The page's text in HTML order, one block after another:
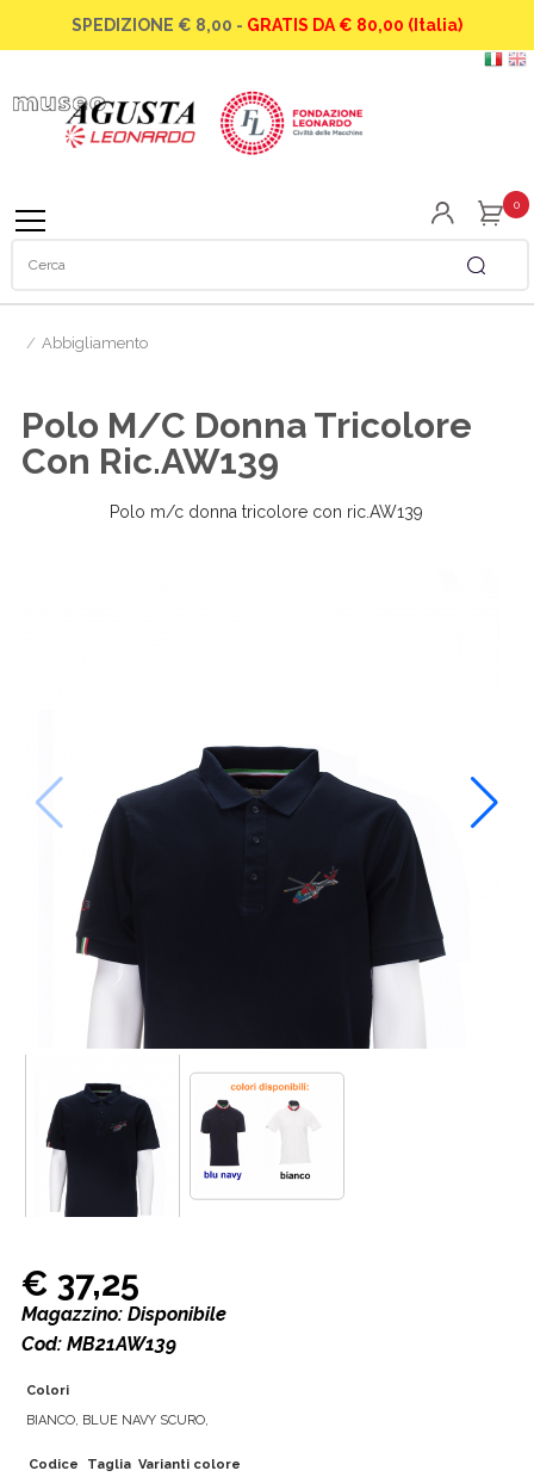
SPEDIZIONE € 8,00 - GRATIS DA € 80,00 (Italia)
0
/ Abbigliamento
Polo M/c Donna Tricolore
Con Ric.AW139
Polo m/c donna tricolore con ric.AW139
€ 37,25
Magazzino: Disponibile
Cod: MB21AW139
Colori
BIANCO, BLUE NAVY SCURO,
Codice Taglia Varianti colore
La famiglia
Gli elicotteri
La Caproni vizzola
La famiglia
Abbigliamento
Modellini
Libri